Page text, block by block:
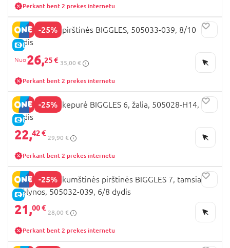
Perkant bent 2 prekes internetu
-25%
E-KAINA
DIDRIKSONS pirštinės BIGGLES, 505033-039, 8/10
dydis
26,25 € 35,00 €
Perkant bent 2 prekes internetu
-25%
E-KAINA
DIDRIKSONS kepurė BIGGLES 6, žalia, 505028-H14, 56
dydis
22,42 €
29,90 €
Perkant bent 2 prekes internetu
-25%
E-KAINA
DIDRIKSONS kumštinės pirštinės BIGGLES 7, tamsiai
mėlynos, 505032-039, 6/8 dydis
21,00 €
28,00 €
Perkant bent 2 prekes internetu